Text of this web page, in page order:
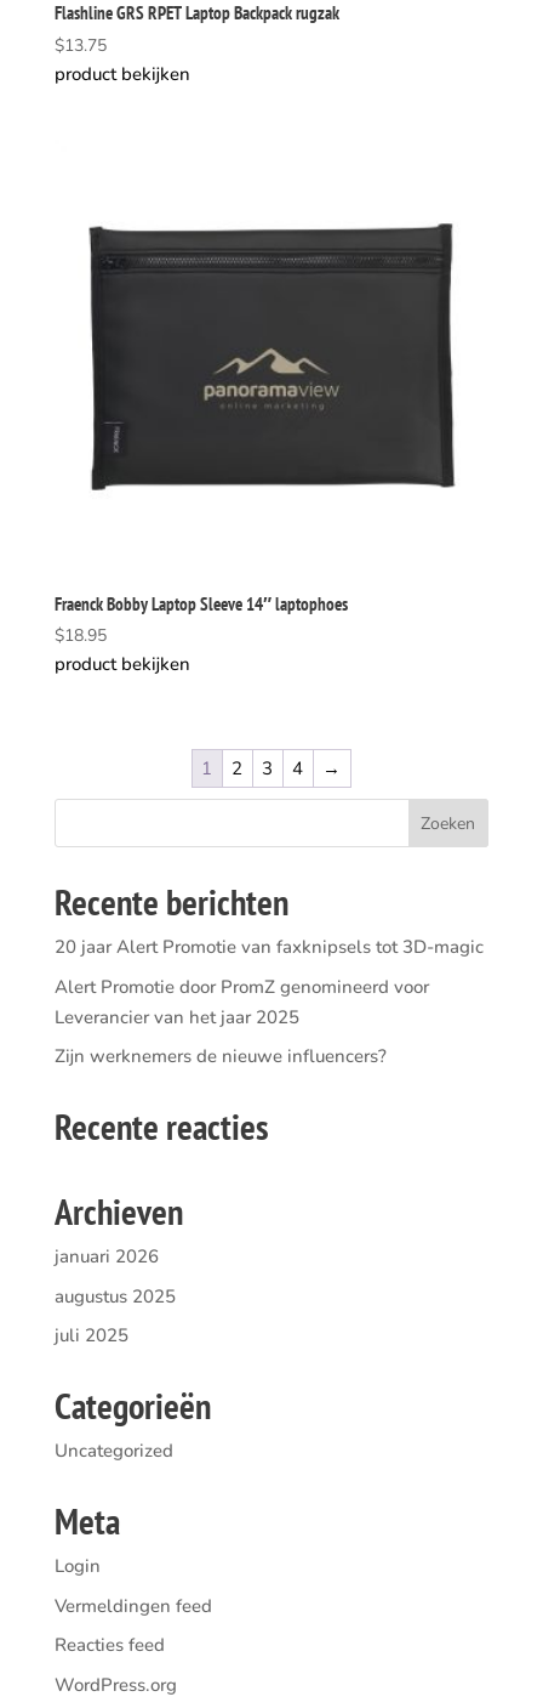
Flashline GRS RPET Laptop Backpack rugzak
$13.75
product bekijken
Fraenck Bobby Laptop Sleeve 14″ laptophoes
$18.95
product bekijken
1 2 3 4 →
Recente berichten
20 jaar Alert Promotie van faxknipsels tot 3D-magic
Alert Promotie door PromZ genomineerd voor
Leverancier van het jaar 2025
Zijn werknemers de nieuwe influencers?
Recente reacties
Archieven
januari 2026
augustus 2025
juli 2025
Categorieën
Uncategorized
Meta
Login
Vermeldingen feed
Reacties feed
WordPress.org